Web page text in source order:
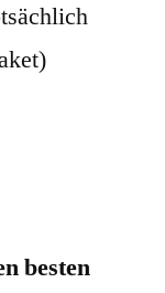
besten